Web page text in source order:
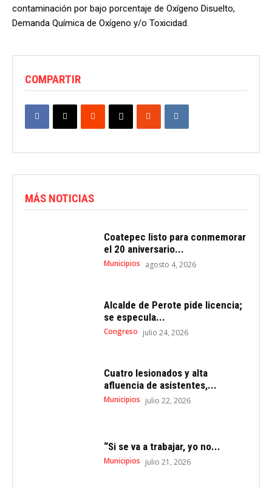
contaminación por bajo porcentaje de Oxígeno Disuelto,
Demanda Química de Oxígeno y/o Toxicidad.
COMPARTIR
MÁS NOTICIAS
Coatepec listo para conmemorar
el 20 aniversario...
Municipios agosto 4, 2026
Alcalde de Perote pide licencia;
se especula...
Congreso julio 24, 2026
Cuatro lesionados y alta
afluencia de asistentes,...
Municipios julio 22, 2026
“Si se va a trabajar, yo no...
Municipios julio 21, 2026